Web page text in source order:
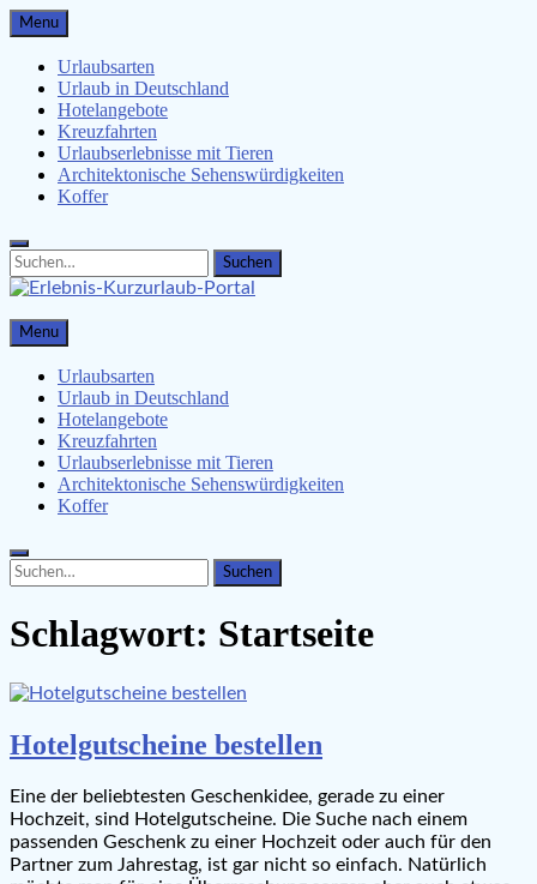
Skip
to
content
Menu
Urlaubsarten
Urlaub in Deutschland
Hotelangebote
Kreuzfahrten
Urlaubserlebnisse mit Tieren
Architektonische Sehenswürdigkeiten
Koffer
Search
for:
Search
Erlebnis-Kurzurlaub-Portal
Urlaubsangebote, Erlebnisse & mehr
Menu
Urlaubsarten
Urlaub in Deutschland
Hotelangebote
Kreuzfahrten
Urlaubserlebnisse mit Tieren
Architektonische Sehenswürdigkeiten
Koffer
Search
for:
Search
Schlagwort: Startseite
Hotelgutscheine bestellen
Eine der beliebtesten Geschenkidee, gerade zu einer
Hochzeit, sind Hotelgutscheine. Die Suche nach einem
passenden Geschenk zu einer Hochzeit oder auch für den
Partner zum Jahrestag, ist gar nicht so einfach. Natürlich